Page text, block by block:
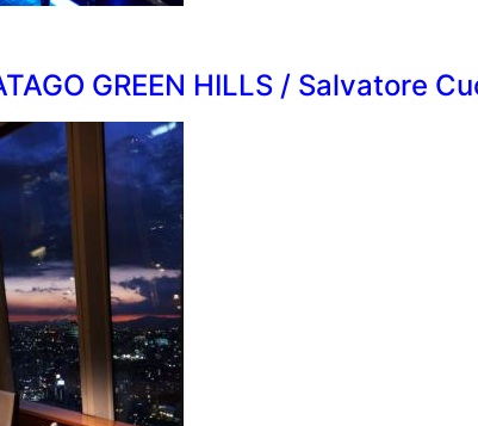
GREEN HILLS / Salvatore